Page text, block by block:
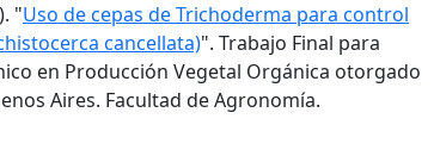
"Uso de cepas de Trichoderma para control
cancellata)". Trabajo Final para
en Producción Vegetal Orgánica otorgado
Aires. Facultad de Agronomía.